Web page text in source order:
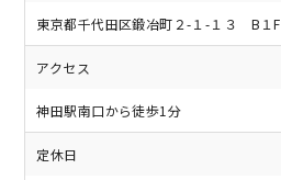
東京都千代田区鍛冶町２-１-１３ B１F
アクセス
神田駅南口から徒歩1分
定休日